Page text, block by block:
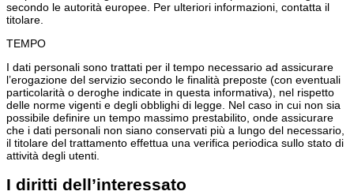
secondo le autorità europee. Per ulteriori informazioni, contatta il
titolare.
TEMPO
I dati personali sono trattati per il tempo necessario ad assicurare
l’erogazione del servizio secondo le finalità preposte (con eventuali
particolarità o deroghe indicate in questa informativa), nel rispetto
delle norme vigenti e degli obblighi di legge. Nel caso in cui non sia
possibile definire un tempo massimo prestabilito, onde assicurare
che i dati personali non siano conservati più a lungo del necessario,
il titolare del trattamento effettua una verifica periodica sullo stato di
attività degli utenti.
I diritti dell’interessato